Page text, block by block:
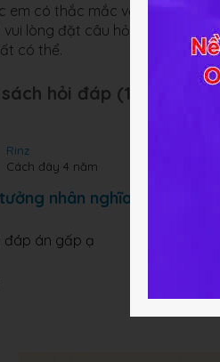
em có thắc mắc về nội dung
vui lòng đặt câu hỏi phía dưới.
có thể.
hỏi đáp (134 câu):
Rinz
Cách đây 4 năm
nhân nghĩa và tư
đáp án gấp ạ